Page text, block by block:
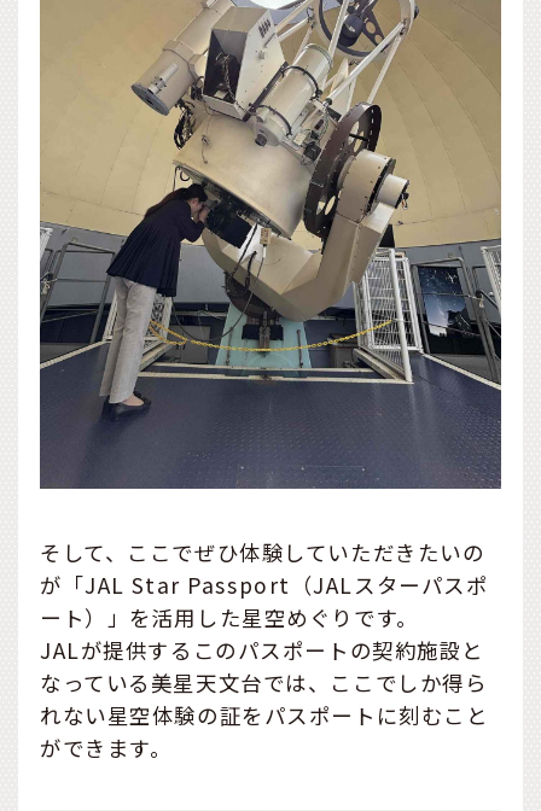
そして、ここでぜひ体験していただきたいの
が「JAL Star Passport（JALスターパスポ
ート）」を活用した星空めぐりです。
JALが提供するこのパスポートの契約施設と
なっている美星天文台では、ここでしか得ら
れない星空体験の証をパスポートに刻むこと
ができます。